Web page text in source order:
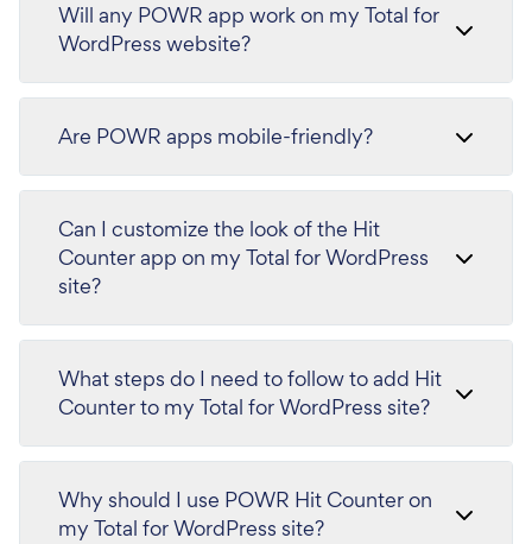
Will any POWR app work on my Total for
WordPress website?
Are POWR apps mobile-friendly?
Can I customize the look of the Hit
Counter app on my Total for WordPress
site?
What steps do I need to follow to add Hit
Counter to my Total for WordPress site?
Why should I use POWR Hit Counter on
my Total for WordPress site?